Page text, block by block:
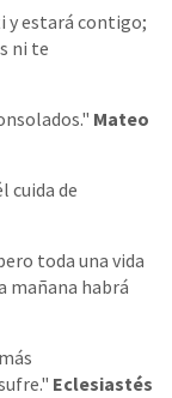
y estará contigo;
ni te
Mateo
cuida de
toda una vida
mañana habrá
Eclesiastés